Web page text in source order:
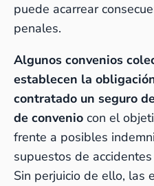
puede acarrear
penales.
Algunos convenios
establecen la
contratado un seguro
de convenio con el
frente a posibles
supuestos de
Sin perjuicio de ello, las